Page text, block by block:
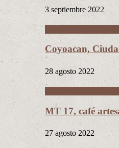
3 septiembre 2022
Coyoacan,
28 agosto 2022
MT 17, café
27 agosto 2022